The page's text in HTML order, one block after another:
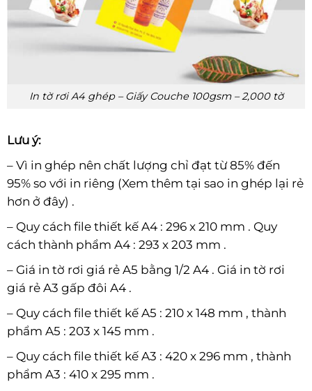
In tờ rơi A4 ghép – Giấy Couche 100gsm – 2,000 tờ
Lưu ý:
– Vì in ghép nên chất lượng chỉ đạt từ 85% đến
95% so với in riêng (Xem thêm tại sao in ghép lại rẻ
hơn ở đây) .
– Quy cách file thiết kế A4 : 296 x 210 mm . Quy
cách thành phẩm A4 : 293 x 203 mm .
– Giá in tờ rơi giá rẻ A5 bằng 1/2 A4 . Giá in tờ rơi
giá rẻ A3 gấp đôi A4 .
– Quy cách file thiết kế A5 : 210 x 148 mm , thành
phẩm A5 : 203 x 145 mm .
– Quy cách file thiết kế A3 : 420 x 296 mm , thành
phẩm A3 : 410 x 295 mm .